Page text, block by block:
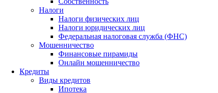
Налоги
Налоги физических лиц
Налоги юридических лиц
Федеральная налоговая служба (ФНС)
Мошенничество
Финансовые пирамиды
Онлайн мошенничество
Кредиты
Виды кредитов
Ипотека